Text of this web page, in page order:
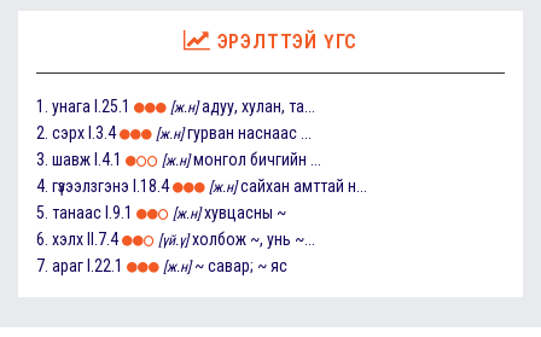
ЭРЭЛТТЭЙ ҮГС
1. унага I.25.1 [ж.н] адуу, хулан, та...
2. сэрх I.3.4 [ж.н] гурван наснаас ...
3. шавж I.4.1 [ж.н] монгол бичгийн ...
4. гүзээлзгэнэ I.18.4 [ж.н] сайхан амттай н...
5. танаас I.9.1 [ж.н] хувцасны ~
6. хэлх II.7.4 [үй.ү] холбож ~, унь ~...
7. араг I.22.1 [ж.н] ~ савар; ~ яс